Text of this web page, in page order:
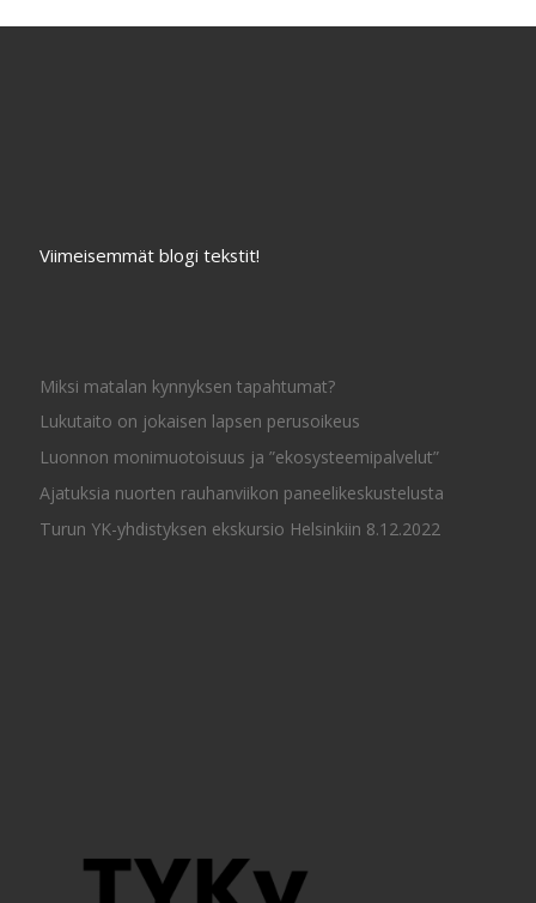
Viimeisemmät blogi tekstit!
Miksi matalan kynnyksen tapahtumat?
Lukutaito on jokaisen lapsen perusoikeus
Luonnon monimuotoisuus ja ”ekosysteemipalvelut”
Ajatuksia nuorten rauhanviikon paneelikeskustelusta
Turun YK-yhdistyksen ekskursio Helsinkiin 8.12.2022